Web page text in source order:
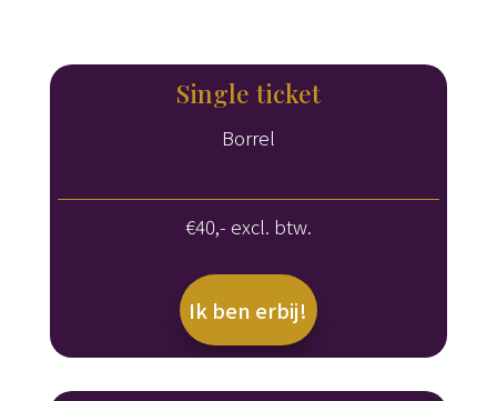
Single ticket
Borrel
€40,- excl. btw.
Ik ben erbij!